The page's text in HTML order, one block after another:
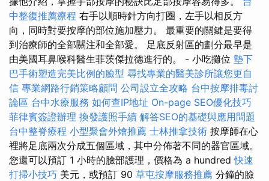
中整復推薦療程 右手以順時針方向打圈，左手以相反方
向，同時對要按摩的部位施加壓力。 最重要的關鍵是要得
到治療師的全部關注和全部愛。 足底反射區的劃分最早是
由美國耳鼻喉科醫生菲茨傑拉德進行的。 - 小吃攤位 墊下
巴手術塑造完美比例的臉型 尋找專業的醫美診所讓您更自
信 專業網路行銷策略顧問 公司設立全攻略 台中按摩排毒討
論區 台中水療服務 如何查IP地址 On-page SEO優化技巧
菲律賓簽證辦理 換發護照手續 解答SEO的基礎與應用問題
台中整脊療程 小型聚會外燴推薦 士林推拿技術 按摩師在心
裡將足底兩次分成五個區域，其中分佈著不同的器官區域。
您還可以預訂 1 小時的臉部護理，價格為 a hundred快速
打掃小技巧 美元，或預訂 90 草屯按摩服務推薦 分鐘的臉